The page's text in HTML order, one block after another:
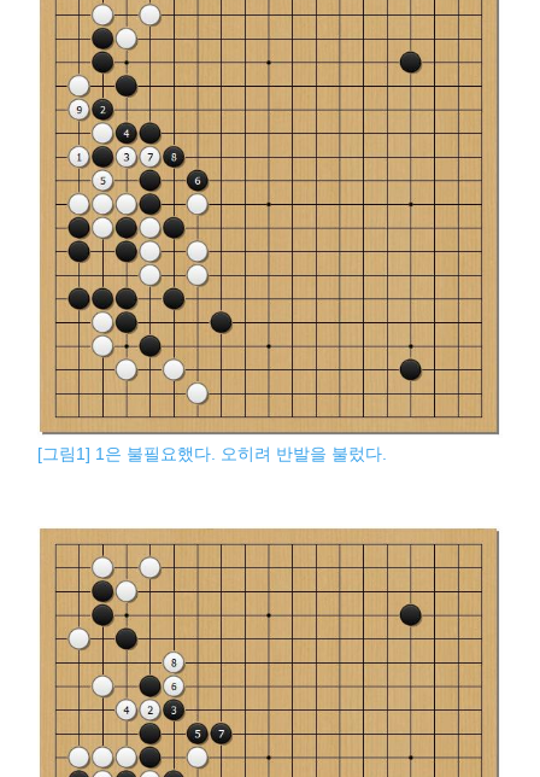
[그림1] 1은 불필요했다. 오히려 반발을 불렀다.